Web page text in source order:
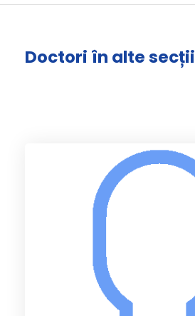
Doctori în alte secții